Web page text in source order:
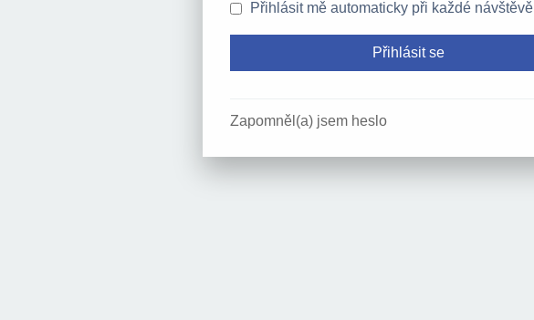
Přihlásit mě automaticky při každé návštěvě
Zapomněl(a) jsem heslo